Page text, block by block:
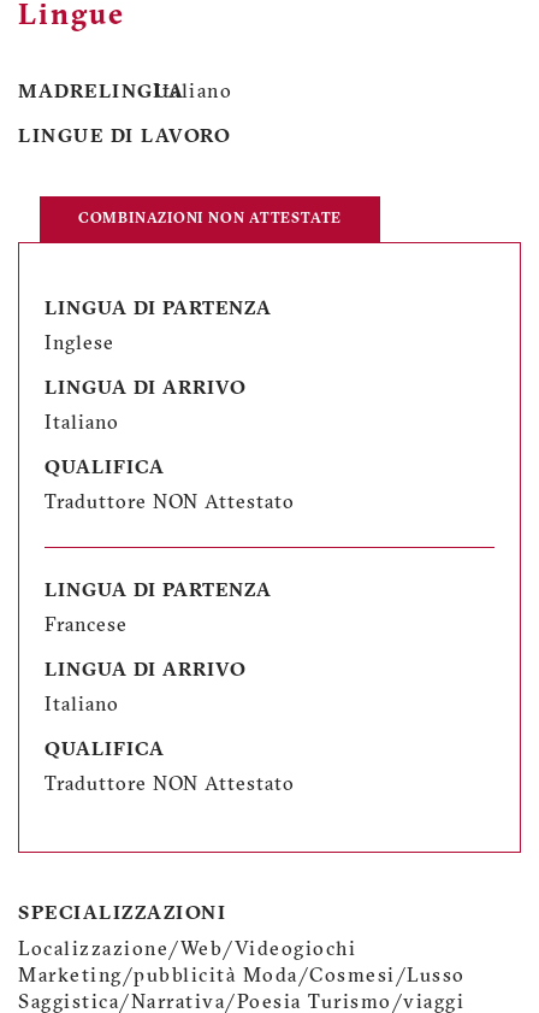
Lingue
MADRELINGUAItaliano
LINGUE DI LAVORO
COMBINAZIONI NON ATTESTATE
LINGUA DI PARTENZA
Inglese
LINGUA DI ARRIVO
Italiano
QUALIFICA
Traduttore NON Attestato
LINGUA DI PARTENZA
Francese
LINGUA DI ARRIVO
Italiano
QUALIFICA
Traduttore NON Attestato
SPECIALIZZAZIONI
Localizzazione/Web/Videogiochi
Marketing/pubblicità Moda/Cosmesi/Lusso
Saggistica/Narrativa/Poesia Turismo/viaggi